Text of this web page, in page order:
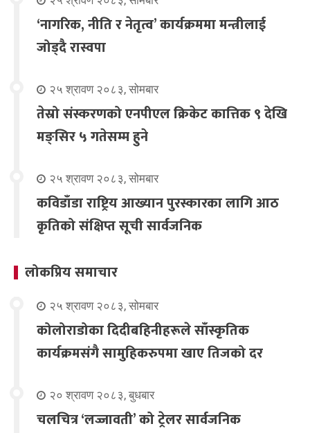
‘नागरिक, नीति र नेतृत्व’ कार्यक्रममा मन्त्रीलाई
जोड्दै रास्वपा
२५ श्रावण २०८३, सोमबार
तेस्रो संस्करणको एनपीएल क्रिकेट कात्तिक ९ देखि
मङ्सिर ५ गतेसम्म हुने
२५ श्रावण २०८३, सोमबार
कविडाँडा राष्ट्रिय आख्यान पुरस्कारका लागि आठ
कृतिको संक्षिप्त सूची सार्वजनिक
लोकप्रिय समाचार
२५ श्रावण २०८३, सोमबार
कोलोराडोका दिदीबहिनीहरूले साँस्कृतिक
कार्यक्रमसंगै सामुहिकरुपमा खाए तिजको दर
२० श्रावण २०८३, बुधबार
चलचित्र ‘लज्जावती’ को ट्रेलर सार्वजनिक